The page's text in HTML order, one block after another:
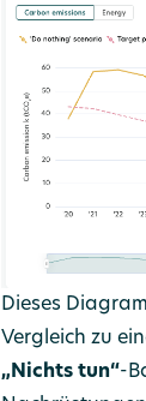
Dieses
Vergleich zu
„Nichts tun“-